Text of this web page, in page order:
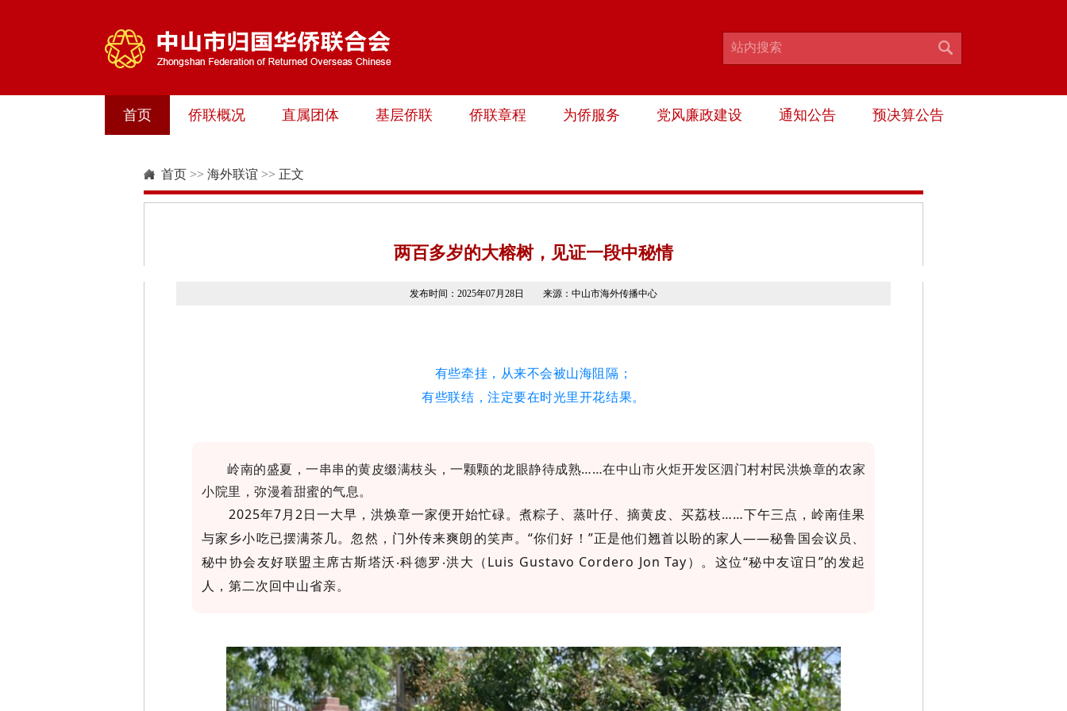
首页 侨联概况 直属团体 基层侨联 侨联章程 为侨服务 党风廉政建设 通知公告 预决算公告
首页 >> 海外联谊 >> 正文
两百多岁的大榕树，见证一段中秘情
发布时间：2025年07月28日 来源：中山市海外传播中心
有些牵挂，从来不会被山海阻隔；
有些联结，注定要在时光里开花结果。
岭南的盛夏，一串串的黄皮缀满枝头，一颗颗的龙眼静待成熟……在中山市火炬开发区泗门村村民洪焕章的农家
小院里，弥漫着甜蜜的气息。
2025年7月2日一大早，洪焕章一家便开始忙碌。煮粽子、蒸叶仔、摘黄皮、买荔枝……下午三点，岭南佳果
与家乡小吃已摆满茶几。忽然，门外传来爽朗的笑声。“你们好！”正是他们翘首以盼的家人——秘鲁国会议员、
秘中协会友好联盟主席古斯塔沃‧科德罗‧洪大（Luis Gustavo Cordero Jon Tay）。这位“秘中友谊日”的发起
人，第二次回中山省亲。